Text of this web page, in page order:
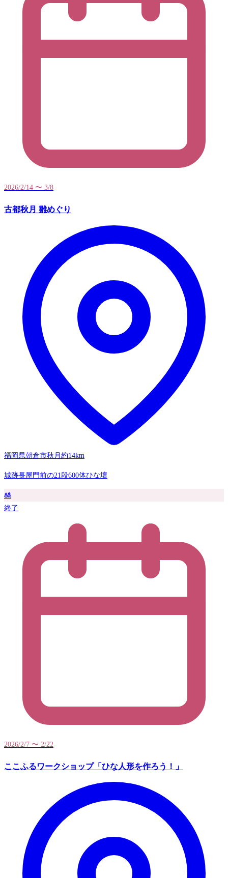
2026/2/14 〜 3/8
古都秋月 雛めぐり
福岡県朝倉市秋月 約14km
城跡長屋門前の21段600体ひな壇
🎎
終了
2026/2/7 〜 2/22
ここふるワークショップ「ひな人形を作ろう！」